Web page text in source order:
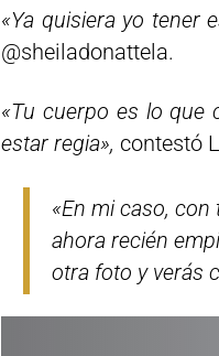
«Ya quisiera yo tener
@sheiladonattela.
«Tu cuerpo es lo que
estar regia», contestó
«En mi caso,
ahora recién
otra foto y verás